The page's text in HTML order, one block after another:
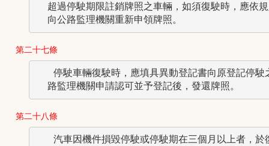
超過停駛期限註銷牌照之車輛，如須復駛時，應依
第二十七條
停駛車輛復駛時，應填具異動登記書向原登記停駛
第二十八條
汽車因機件損毀停駛或停駛期在三個月以上者，於